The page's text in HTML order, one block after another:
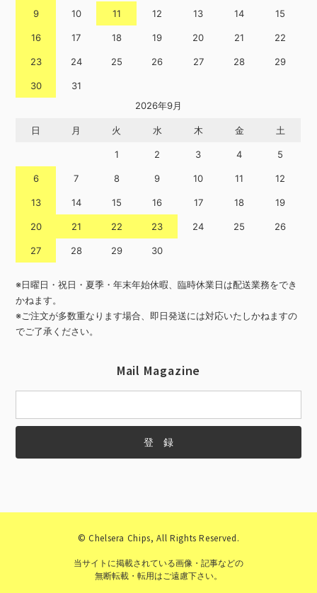
9 10 11 12 13 14 15
16 17 18 19 20 21 22
23 24 25 26 27 28 29
30
31
2026年9月
日 月 火 水 木 金 土
1 2 3 4 5
6 7 8 9 10 11 12
13 14 15 16 17 18 19
20 21 22 23 24 25 26
27 28 29 30
※日曜日・祝日・夏季・年末年始休暇、臨時休業日は配送業務をでき
かねます。
※ご注文が多数重なります場合、即日発送には対応いたしかねますの
でご了承ください。
Mail Magazine
© Chelsera Chips, All Rights Reserved.
当サイトに掲載されている画像・記事などの
無断転載・転用はご遠慮下さい。